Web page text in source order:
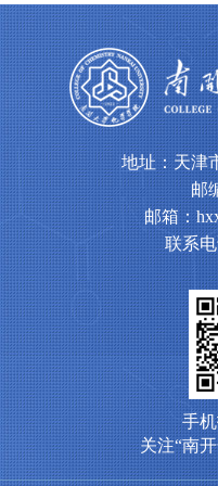
地址：天津
邮
邮箱：
联系
手
关注“南